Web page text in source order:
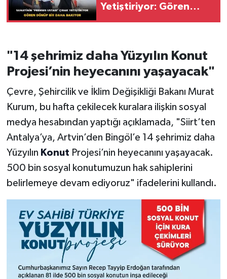
Yetiştiriyor: Gören
"14 şehrimiz daha Yüzyılın Konut
Projesi’nin heyecanını yaşayacak"
Çevre, Şehircilik ve İklim Değişikliği Bakanı Murat
Kurum, bu hafta çekilecek kuralara ilişkin sosyal
medya hesabından yaptığı açıklamada, "Siirt’ten
Antalya’ya, Artvin’den Bingöl’e 14 şehrimiz daha
Yüzyılın Konut Projesi’nin heyecanını yaşayacak.
500 bin sosyal konutumuzun hak sahiplerini
belirlemeye devam ediyoruz" ifadelerini kullandı.